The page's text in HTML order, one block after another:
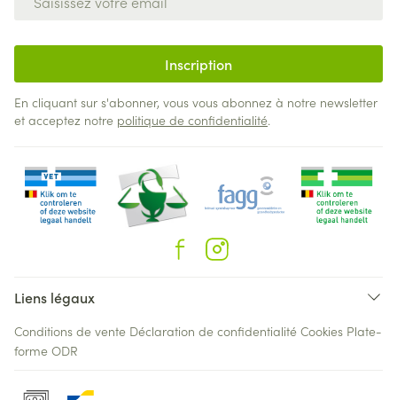
Inscription
En cliquant sur s'abonner, vous vous abonnez à notre newsletter
et acceptez notre politique de confidentialité.
Liens légaux
Conditions de vente Déclaration de confidentialité Cookies Plate-
forme ODR